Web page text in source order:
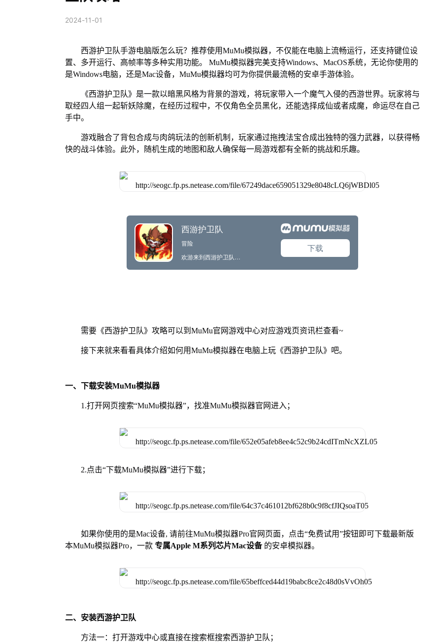
2024-11-01
西游护卫队手游电脑版怎么玩？推荐使用MuMu模拟器，不仅能在电脑上流畅运行，还支持键位设
置、多开运行、高帧率等多种实用功能。 MuMu模拟器完美支持Windows、MacOS系统，无论你使用的
是Windows电脑，还是Mac设备，MuMu模拟器均可为你提供最流畅的安卓手游体验。
《西游护卫队》是一款以暗黑风格为背景的游戏，将玩家带入一个魔气入侵的西游世界。玩家将与
取经四人组一起斩妖除魔，在经历过程中，不仅角色全员黑化，还能选择成仙或者成魔，命运尽在自己
手中。
游戏融合了背包合成与肉鸽玩法的创新机制，玩家通过拖拽法宝合成出独特的强力武器，以获得畅
快的战斗体验。此外，随机生成的地图和敌人确保每一局游戏都有全新的挑战和乐趣。
需要《西游护卫队》攻略可以到MuMu官网游戏中心对应游戏页资讯栏查看~
接下来就来看看具体介绍如何用MuMu模拟器在电脑上玩《西游护卫队》吧。
一、下载安装MuMu模拟器
1.打开网页搜索“MuMu模拟器”，找准MuMu模拟器官网进入；
2.点击“下载MuMu模拟器”进行下载；
如果你使用的是Mac设备, 请前往MuMu模拟器Pro官网页面，点击“免费试用”按钮即可下载最新版
本MuMu模拟器Pro，一款 专属Apple M系列芯片Mac设备 的安卓模拟器。
二、安装西游护卫队
方法一：打开游戏中心或直接在搜索框搜索西游护卫队；